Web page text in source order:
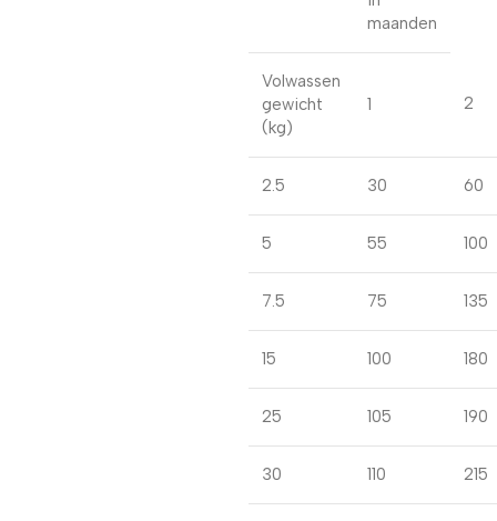
maanden
Volwassen
gewicht
(kg)
1 2
2.5 30 60
5 55 100
7.5 75 135
15 100 180
25 105 190
30 110 215